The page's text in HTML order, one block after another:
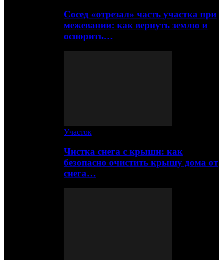
Сосед «отрезал» часть участка при
межевании: как вернуть землю и
оспорить…
Участок
Чистка снега с крыши: как
безопасно очистить крышу дома от
снега…